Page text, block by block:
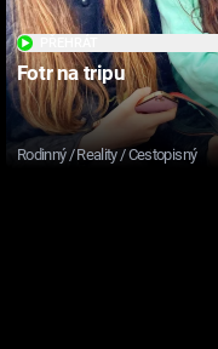
Fotr na tripu
Rodinný / Reality / Cestopisný